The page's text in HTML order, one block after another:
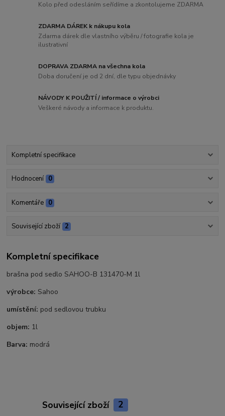
Kolo před odesláním seřídíme a zkontolujeme ZDARMA
ZDARMA DÁREK k nákupu kola
Zdarma dárek dle vlastního výběru / fotografie kola je
ilustrativní
DOPRAVA ZDARMA na všechna kola
Doba doručení je od 2 dní, dle typu objednávky
NÁVODY K POUŽITÍ / informace o výrobci
Veškeré návody a informace k produktu.
Kompletní specifikace
Hodnocení 0
Komentáře 0
Související zboží 2
Kompletní specifikace
brašna pod sedlo SAHOO-B 131470-M 1l
výrobce: Sahoo
umístění: pod sedlovou trubku
objem: 1l
Barva: modrá
Související zboží 2